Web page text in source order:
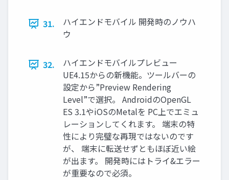
31.
ハイエンドモバイル 開発時のノウハ
ウ
32.
ハイエンドモバイルプレビュー
UE4.15からの新機能。ツールバーの
設定から”Preview Rendering
Level”で選択。 AndroidのOpenGL
ES 3.1やiOSのMetalを PC上でエミュ
レーションしてくれます。 端末の特
性により完璧な再現ではないのです
が、 端末に転送せずともほぼ近い絵
が出ます。 開発時にはトライ&エラー
が重要なので必須。